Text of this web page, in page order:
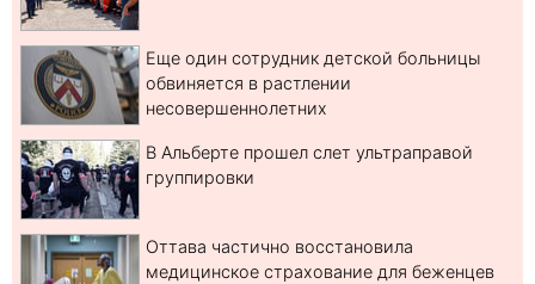
Еще один сотрудник детской больницы
обвиняется в растлении
несовершеннолетних
В Альберте прошел слет ультраправой
группировки
Оттава частично восстановила
медицинское страхование для беженцев